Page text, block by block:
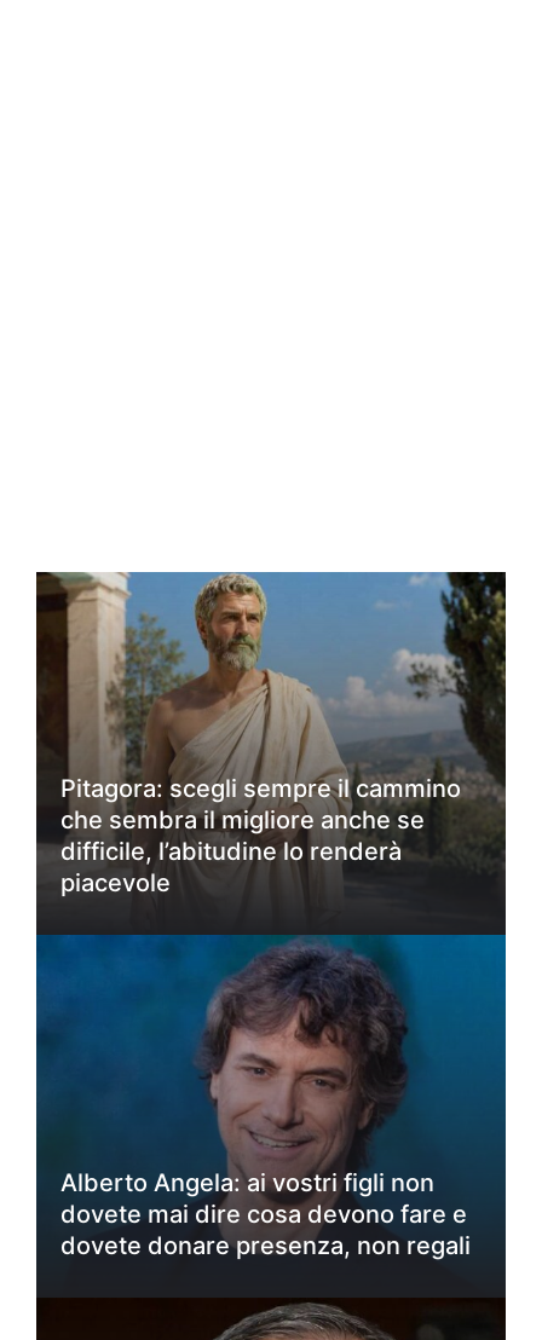
Pitagora: scegli sempre il cammino
che sembra il migliore anche se
difficile, l’abitudine lo renderà
piacevole
Alberto Angela: ai vostri figli non
dovete mai dire cosa devono fare e
dovete donare presenza, non regali